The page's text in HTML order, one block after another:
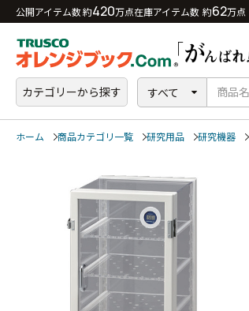
公開アイテム数 約420万点在庫アイテム数 約62万点
カテゴリーから探す すべて
ホーム 商品カテゴリ一覧 研究用品 研究機器